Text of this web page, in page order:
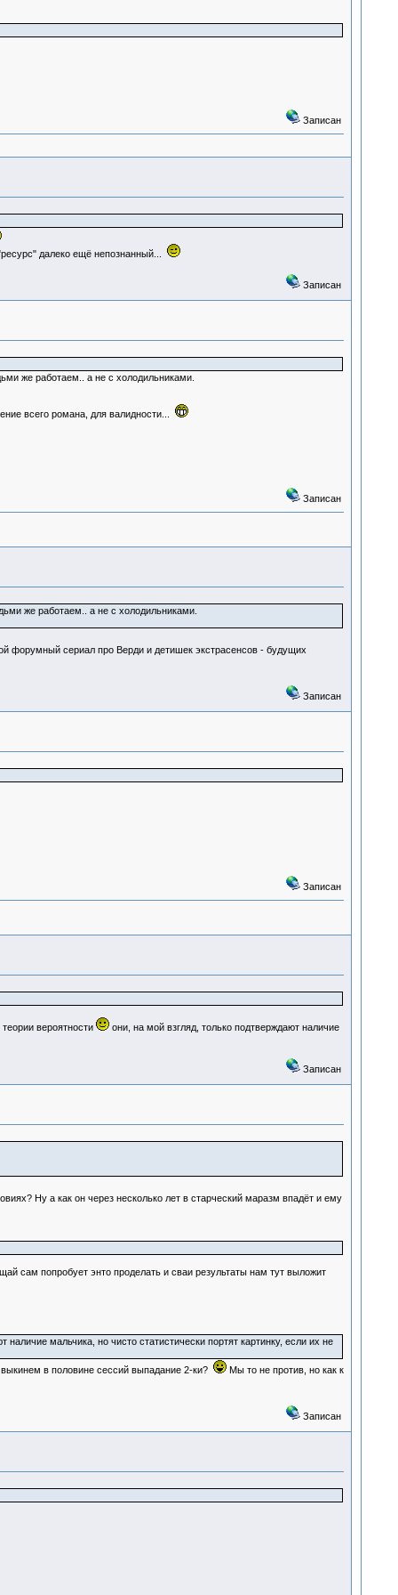
Записан
далеко ещё непознанный...
Записан
же работаем.. а не с холодильниками.
всего романа, для валидности...
Записан
же работаем.. а не с холодильниками.
форумный сериал про Верди и детишек экстрасенсов - будущих
Записан
Записан
вероятности они, на мой взгляд, только подтверждают наличие
Записан
Ну а как он через несколько лет в старческий маразм впадёт и ему
сам попробует энто проделать и сваи результаты нам тут выложит
мальчика, но чисто статистически портят картинку, если их не
в половине сессий выпадание 2-ки? Мы то не против, но как к
Записан